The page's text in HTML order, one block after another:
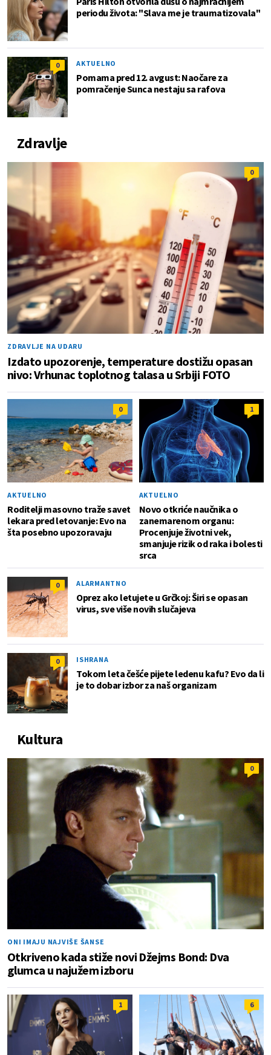
periodu života: "Slava me je traumatizovala"
0 AKTUELNO
Pomama pred 12. avgust: Naočare za
pomračenje Sunca nestaju sa rafova
Zdravlje
0
ZDRAVLJE NA UDARU
Izdato upozorenje, temperature dostižu opasan
nivo: Vrhunac toplotnog talasa u Srbiji FOTO
0
AKTUELNO
Roditelji masovno traže savet
lekara pred letovanje: Evo na
šta posebno upozoravaju
1
AKTUELNO
Novo otkriće naučnika o
zanemarenom organu:
Procenjuje životni vek,
smanjuje rizik od raka i bolesti
srca
0 ALARMANTNO
Oprez ako letujete u Grčkoj: Širi se opasan
virus, sve više novih slučajeva
0 ISHRANA
Tokom leta češće pijete ledenu kafu? Evo da li
je to dobar izbor za naš organizam
Kultura
0
ONI IMAJU NAJVIŠE ŠANSE
Otkriveno kada stiže novi Džejms Bond: Dva
glumca u najužem izboru
1 6